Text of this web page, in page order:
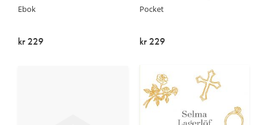
Ebok
kr 229
Pocket
kr 229